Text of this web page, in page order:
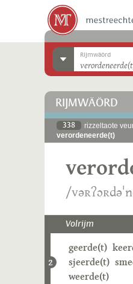
Rijmwäörd
RIJMWÄÖRD
338
rizzeltaote
verordeneerde(t)
/
Volrijm
2
geerde(t)
sjeerde(t)
weerde(t)